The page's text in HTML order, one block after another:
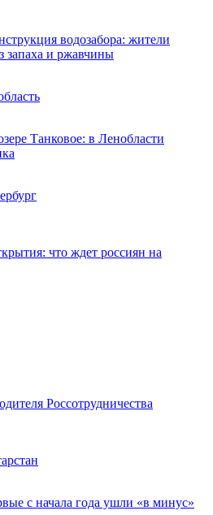
водозабора: жители
запаха и ржавчины
Танковое: в Ленобласти
что ждет россиян на
Россотрудничества
с начала года ушли «в минус»